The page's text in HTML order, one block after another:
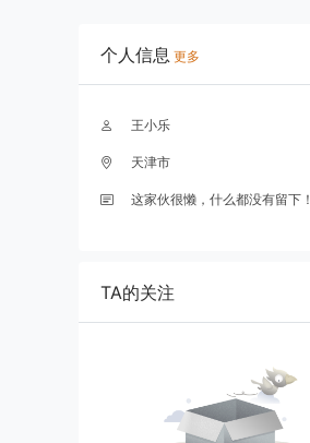
个人信息 更多
王小乐
天津市
这家伙很懒，什么都没有留下！
TA的关注